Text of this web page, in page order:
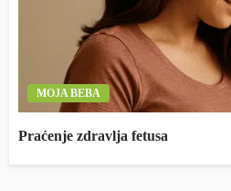
MOJA BEBA
Praćenje zdravlja fetusa